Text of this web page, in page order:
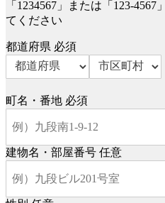
「1234567」または「123-
てください
都道府県 必須
町名・番地 必須
建物名・部屋番号 任意